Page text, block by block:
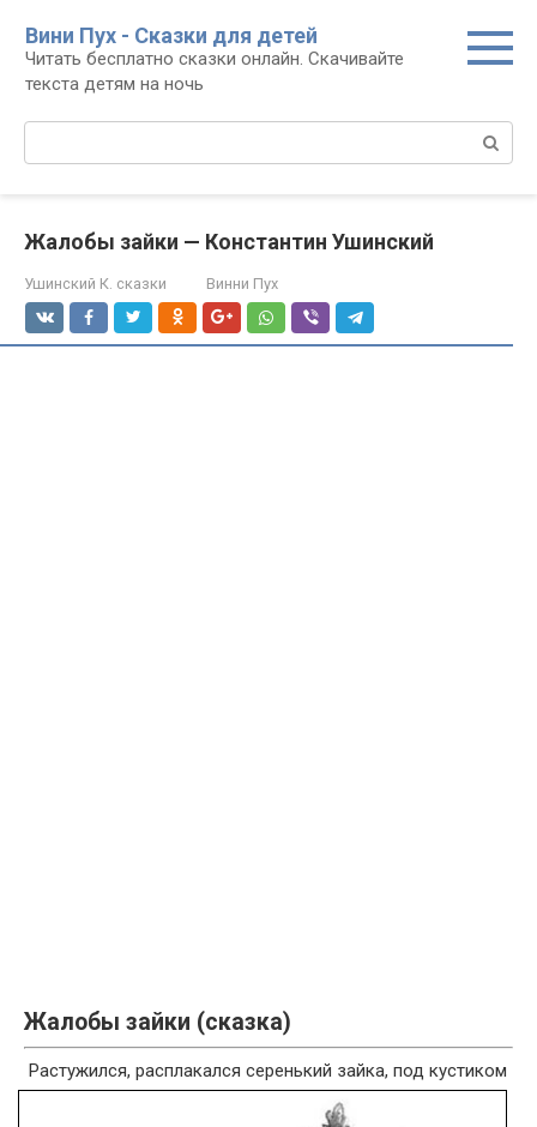
контенту
Вини Пух - Сказки для детей
Читать бесплатно сказки онлайн. Скачивайте
текста детям на ночь
Жалобы зайки — Константин Ушинский
Ушинский К. сказки Винни Пух
Жалобы зайки (сказка)
Растужился, расплакался серенький зайка, под кустиком